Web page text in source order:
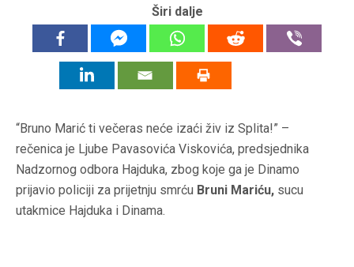
Širi dalje
“Bruno Marić ti večeras neće izaći živ iz Splita!” –
rečenica je Ljube Pavasovića Viskovića, predsjednika
Nadzornog odbora Hajduka, zbog koje ga je Dinamo
prijavio policiji za prijetnju smrću Bruni Mariću, sucu
utakmice Hajduka i Dinama.